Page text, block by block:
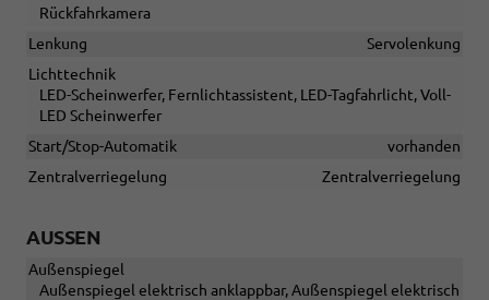
Rückfahrkamera
Lenkung
Servolenkung
Lichttechnik
LED-Scheinwerfer, Fernlichtassistent, LED-Tagfahrlicht, Voll-
LED Scheinwerfer
Start/Stop-Automatik
vorhanden
Zentralverriegelung
Zentralverriegelung
AUSSEN
Außenspiegel
Außenspiegel elektrisch anklappbar, Außenspiegel elektrisch